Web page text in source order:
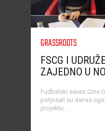
GRASSROOTS
FSCG I
ZAJEDNO U
Fudbalski savez Crne
potpisali su danas
projektu...